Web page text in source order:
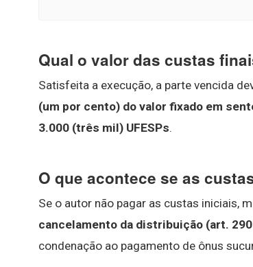
Qual o valor das custas
Satisfeita a execução, a parte vencida
(um por cento) do valor fixado em
3.000 (três mil) UFESPs.
O que acontece se as
Se o autor não pagar as custas iniciais,
cancelamento da distribuição (art.
condenação ao pagamento de ônus